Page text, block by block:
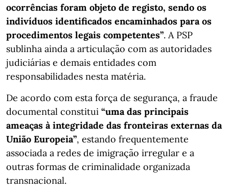
ocorrências foram objeto de registo, sendo os
indivíduos identificados encaminhados para os
procedimentos legais competentes”. A PSP
sublinha ainda a articulação com as autoridades
judiciárias e demais entidades com
responsabilidades nesta matéria.
De acordo com esta força de segurança, a fraude
documental constitui “uma das principais
ameaças à integridade das fronteiras externas da
União Europeia”, estando frequentemente
associada a redes de imigração irregular e a
outras formas de criminalidade organizada
transnacional.